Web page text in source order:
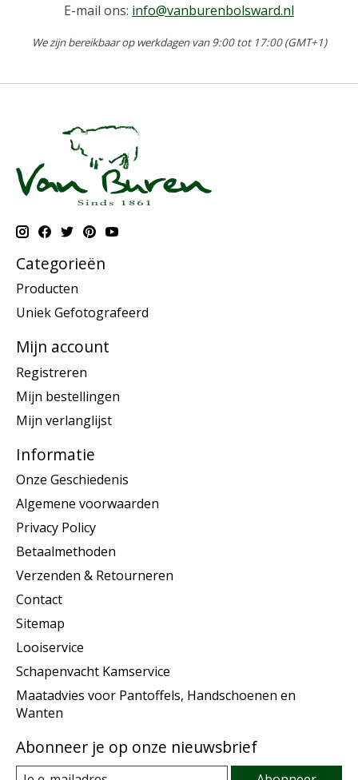
E-mail ons: info@vanburenbolsward.nl
We zijn bereikbaar op werkdagen van 9:00 tot 17:00 (GMT+1)
Categorieën
Producten
Uniek Gefotografeerd
Mijn account
Registreren
Mijn bestellingen
Mijn verlanglijst
Informatie
Onze Geschiedenis
Algemene voorwaarden
Privacy Policy
Betaalmethoden
Verzenden & Retourneren
Contact
Sitemap
Looiservice
Schapenvacht Kamservice
Maatadvies voor Pantoffels, Handschoenen en
Wanten
Abonneer je op onze nieuwsbrief